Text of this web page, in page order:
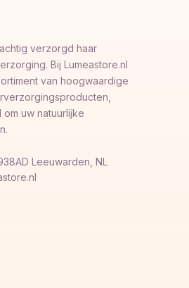
verzorgd haar
Bij Lumeastore.nl
van hoogwaardige
uw natuurlijke
Leeuwarden, NL